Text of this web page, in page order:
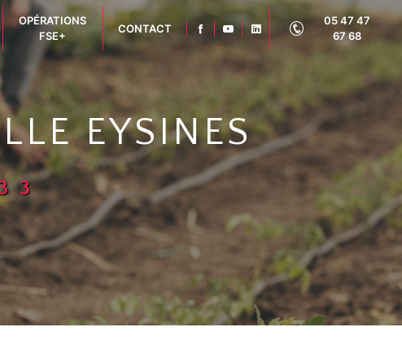
OPÉRATIONS
FSE+
CONTACT
05 47 47
67 68
EYSINES